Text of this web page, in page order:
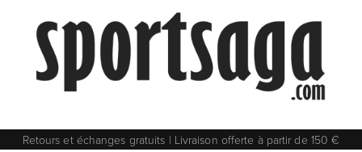
Retours et échanges gratuits | Livraison offerte à partir de 150 €